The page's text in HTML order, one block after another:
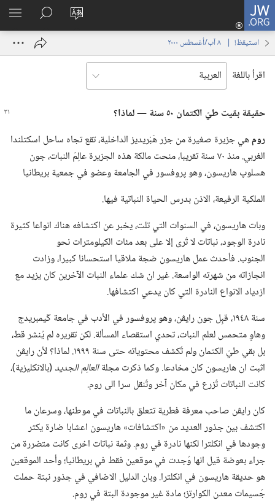
JW.ORG
تغيير
الموقع
تسجيل
الدخول
نافذة
البحث
في
JW.‎ORG
استيقظ‏!‏ | ‏‎ ٨‏ ‏‎آب/أغسطس‏ ‎٢٠٠٠
اقرأ باللغة
حقيقة بقيت طيّ الكتمان ٥٠ سنة —‏ لماذا؟‏
رومهي جزيرة صغيرة من جزر هَبْريديز الداخلية،‏ تقع تجاه ساحل اسكتلندا
الغربي.‏ منذ ٧٠ سنة تقريبا،‏ منحت مالكة هذه الجزيرة عالِمَ النبات،‏ جون
هسلوپ هاريسون،‏ وهو پروفسور في الجامعة وعضو في جمعية بريطانيا
الملكية الرفيعة،‏ الاذن بدرس الحياة النباتية فيها.‏
وبات هاريسون،‏ في السنوات التي تلت،‏ يخبر عن اكتشافه هناك انواعا كثيرة
نادرة الوجود،‏ نباتات لا تُرى إلا على بعد مئات الكيلومترات نحو
الجنوب.‏ فأحدث عمل هاريسون ضجة ملاقيا استحسانا كبيرا،‏ وزادت
انجازاته من شهرته الواسعة.‏ غير ان شك علماء النبات الآخرين كان يزيد مع
ازدياد الانواع النادرة التي كان يدعي اكتشافها.‏
سنة ١٩٤٨،‏ قبِل جون رايڤن،‏ وهو پروفسور في الأدب في جامعة كَيمبريدج
وهاوٍ متحمس لعلم النبات،‏ تحدي استقصاء المسألة.‏ لكن تقريره لم يُنشر قط،‏
بل بقي طيّ الكتمان ولم تُكشف محتوياته حتى سنة ١٩٩٩.‏ لماذا؟‏ لأن رايڤن
اثبت ان هاريسون كان مخادعا.‏ وكما ذكرت مجلةالعالِم الجديد‏(‏بالانكليزية)‏،‏
كانت النباتات تُزرع في مكان آخر وتُنقل سرا الى روم.‏
كان رايڤن صاحب معرفة فطرية تتعلق بالنباتات في موطنها،‏ وسرعان ما
اكتشف بين جذور العديد من «اكتشافات» هاريسون اعشابا ضارة يكثر
وجودها في انكلترا لكنها نادرة في روم.‏ وثمة نباتات اخرى كانت متضررة من
جراء بعوضة قيل انها وُجدت في موقعين فقط في بريطانيا؛‏ وأحد الموقعين
هو حديقة هاريسون في انكلترا.‏ وبان الدليل الاضافي في جذور نبتة حملت
جُسيمات معدن الكوارتز؛‏ مادة غير موجودة البتة في روم.‏